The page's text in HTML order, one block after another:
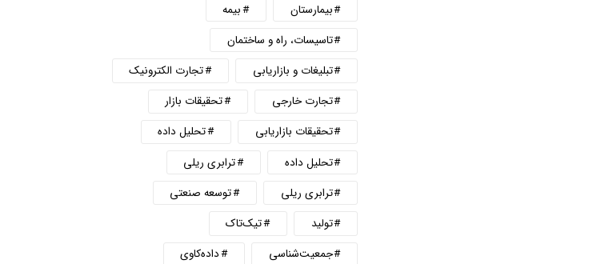
بیمارستان
بیمه
تاسیسات، راه و ساختمان
تبلیغات و بازاریابی
تجارت الکترونیک
تجارت خارجی
تحقیقات بازار
تحقیقات بازاریابی
تحلیل داده
تحلیل داده
ترابری ریلی
ترابری ریلی
توسعه صنعتی
تولید
تیک‌تاک
جمعیت‌شناسی
داده‌کاوی